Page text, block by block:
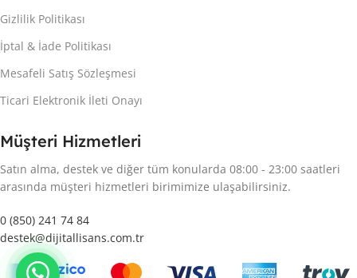
Gizlilik Politikası
İptal & İade Politikası
Mesafeli Satış Sözleşmesi
Ticari Elektronik İleti Onayı
Müşteri Hizmetleri
Satın alma, destek ve diğer tüm konularda 08:00 - 23:00 saatleri
arasında müşteri hizmetleri birimimize ulaşabilirsiniz.
0 (850) 241 74 84
destek@dijitallisans.com.tr